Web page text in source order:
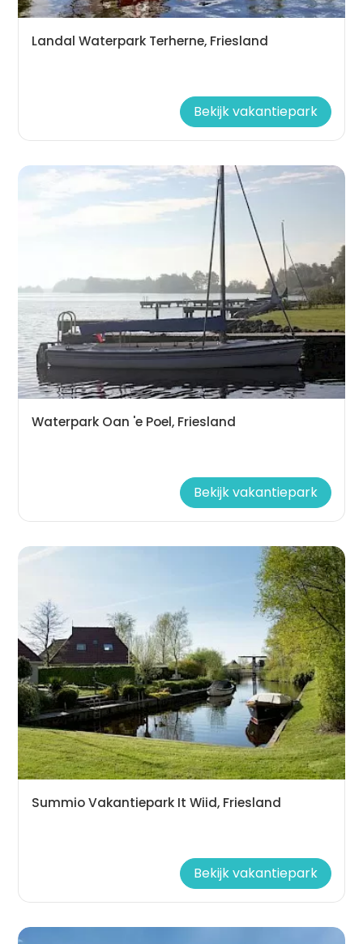
Landal Waterpark Terherne, Friesland
Bekijk vakantiepark
Waterpark Oan 'e Poel, Friesland
Bekijk vakantiepark
Summio Vakantiepark It Wiid, Friesland
Bekijk vakantiepark